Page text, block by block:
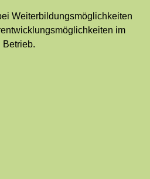
Weiterbildungsmöglichkeiten
im
Betrieb.